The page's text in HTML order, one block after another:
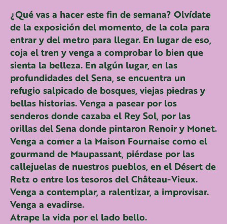
¿Qué vas a hacer este fin de semana? Olvídate
de la exposición del momento, de la cola para
entrar y del metro para llegar. En lugar de eso,
coja el tren y venga a comprobar lo bien que
sienta la belleza. En algún lugar, en las
profundidades del Sena, se encuentra un
refugio salpicado de bosques, viejas piedras y
bellas historias. Venga a pasear por los
senderos donde cazaba el Rey Sol, por las
orillas del Sena donde pintaron Renoir y Monet.
Venga a comer a la Maison Fournaise como el
gourmand de Maupassant, piérdase por las
callejuelas de nuestros pueblos, en el Désert de
Retz o entre los tesoros del Château-Vieux.
Venga a contemplar, a ralentizar, a improvisar.
Venga a evadirse.
Atrape la vida por el lado bello.